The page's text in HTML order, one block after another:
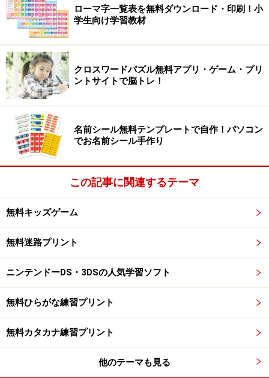
PostPet TypeLand 2 打モモも 関連URL
ぴったりのキッズソフトを探そう
タイピング練習ソフトを探そう
タイピングソフト－特打ファンタジーくまのプーさん
タイピングソフト－特打 名探偵コナン for KIDS
ローマ字一覧表を無料ダウンロード・印刷！小
学生向け学習教材
クロスワードパズル無料アプリ・ゲーム・プリ
ントサイトで脳トレ！
名前シール無料テンプレートで自作！パソコン
でお名前シール手作り
この記事に関連するテーマ
無料キッズゲーム
無料迷路プリント
ニンテンドーDS・3DSの人気学習ソフト
無料ひらがな練習プリント
無料カタカナ練習プリント
他のテーマも見る